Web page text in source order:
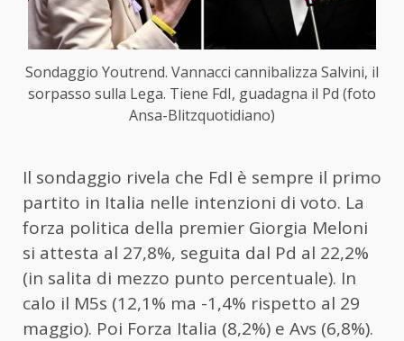
Sondaggio Youtrend. Vannacci cannibalizza Salvini, il
sorpasso sulla Lega. Tiene FdI, guadagna il Pd (foto
Ansa-Blitzquotidiano)
Il sondaggio rivela che FdI è sempre il primo
partito in Italia nelle intenzioni di voto. La
forza politica della premier Giorgia Meloni
si attesta al 27,8%, seguita dal Pd al 22,2%
(in salita di mezzo punto percentuale). In
calo il M5s (12,1% ma -1,4% rispetto al 29
maggio). Poi Forza Italia (8,2%) e Avs (6,8%).